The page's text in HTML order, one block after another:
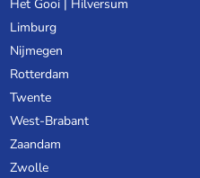
Het Gooi | Hilversum
Limburg
Nijmegen
Rotterdam
Twente
West-Brabant
Zaandam
Zwolle